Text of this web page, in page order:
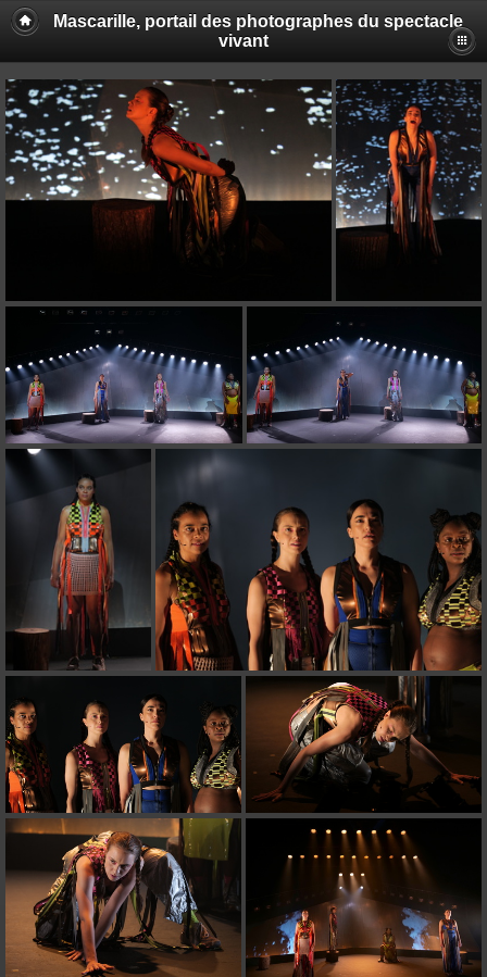
Mascarille, portail des photographes du spectacle
vivant